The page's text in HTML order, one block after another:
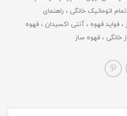
اتوماتیک خانگی
راهنمای
فواید قهوه آنتی اکسیدان
قهوه
خانگی قهوه ساز